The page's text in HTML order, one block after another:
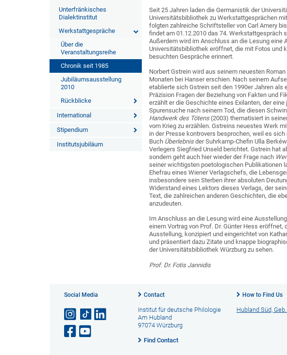
Unterfränkisches
Dialektinstitut
Werkstattgespräche
Über die
Veranstaltungsreihe
Chronik seit 1985
Jubiläumsausstellung
2010
Rückblicke
International
Stipendium
Institutsjubiläum
Seit 25 Jahren laden die Germanistik der
Universitätsbibliothek zu Werkstattgesprächen
folgten zahlreiche Schriftsteller von Carl Amery
findet am 01.12.2010 das 74. Werkstattgespräch
Außerdem wird im Anschluss an die Lesung eine
Universitätsbibliothek eröffnet, die mit Fotos und
besuchten Gespräche erinnert.
Norbert Gstrein wird aus seinem neuesten Roman
Monaten bei Hanser erschien. Nach seinem
etablierte sich Gstrein seit den 1990er Jahren
Präzision Fragen der Beziehung von Fakten und
erzählt er die Geschichte eines Exilanten, der
Spurensuche nach seinem Tod, die diesen
Handwerk des Tötens(2003) thematisiert in
vom Krieg zu erzählen. Gstreins neuestes Werk
in der Presse kontrovers besprochen, weil es
Buch Überlebnisder Suhrkamp-Chefin Ulla
Verlegers Siegfried Unseld berichtet. Gstrein hat
sondern geht auch hier wieder der Frage nach
seiner wichtigsten poetologischen Publikationen
Ehefrau eines Wiener Verlagschefs, die
insbesondere sein Sterben ihrer absoluten
Widerstand eines Lektors dieses Verlags, der
Text, die zahlreichen anderen Geschichten, die
anzudeuten.
Im Anschluss an die Lesung wird eine
einem Vortrag von Prof. Dr. Günter Hess
Ausstellung, konzipiert und eingerichtet von
und präsentiert dazu Zitate und knappe
der Universitätsbibliothek Würzburg zu sehen.
Prof. Dr. Fotis Jannidis
Social Media Contact
Institut für deutsche Philologie
Am Hubland
97074 Würzburg
Find Contact
How to Find Us
Hubland Süd,